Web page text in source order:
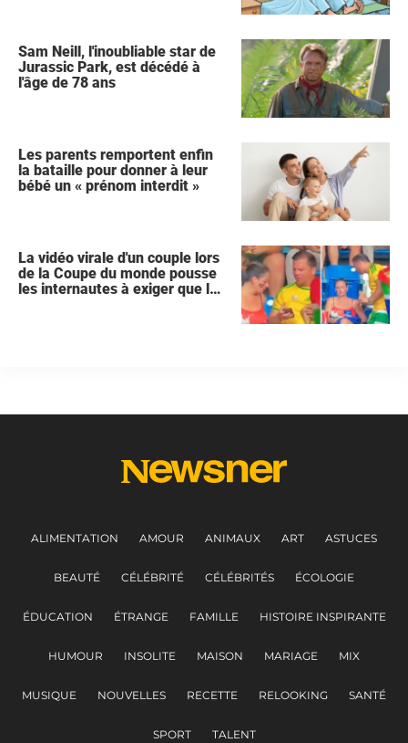
Sam Neill, l'inoubliable star de
Jurassic Park, est décédé à
l'âge de 78 ans
Les parents remportent enfin
la bataille pour donner à leur
bébé un « prénom interdit »
La vidéo virale d'un couple lors
de la Coupe du monde pousse
les internautes à exiger que la
ALIMENTATION AMOUR ANIMAUX ART ASTUCES
BEAUTÉ CÉLÉBRITÉ CÉLÉBRITÉS ÉCOLOGIE
ÉDUCATION ÉTRANGE FAMILLE HISTOIRE INSPIRANTE
HUMOUR INSOLITE MAISON MARIAGE MIX
MUSIQUE NOUVELLES RECETTE RELOOKING SANTÉ
SPORT TALENT